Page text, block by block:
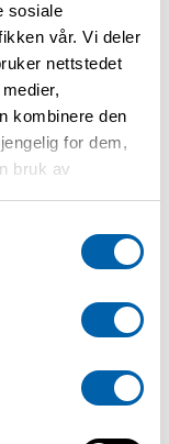
sosiale
vår. Vi deler
nettstedet
kombinere den
for dem,
bruk av
5,